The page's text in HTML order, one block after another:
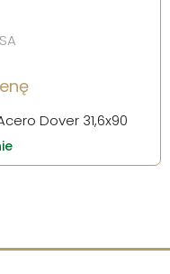
Dover 31,6x90